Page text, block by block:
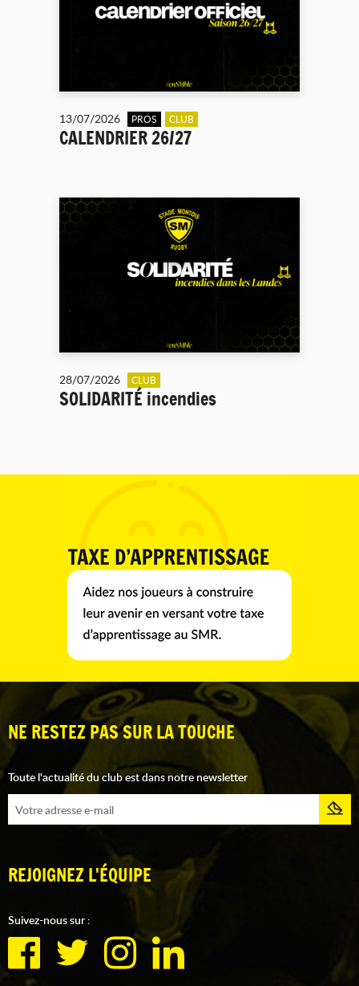
13/07/2026 PROS CLUB
CALENDRIER 26/27
28/07/2026 CLUB
SOLIDARITÉ incendies
NE RESTEZ PAS SUR LA TOUCHE
Toute l'actualité du club est dans notre newsletter
REJOIGNEZ L'ÉQUIPE
Suivez-nous sur :